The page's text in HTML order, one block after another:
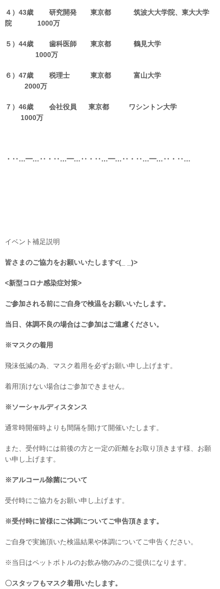
４）43歳 研究開発 東京都 筑波大大学院、東大大学
院 1000万
５）44歳 歯科医師 東京都 鶴見大学
1000万
６）47歳 税理士 東京都 富山大学
2000万
７）46歳 会社役員 東京都 ワシントン大学
1000万
・‥…━…‥・‥…━…‥・‥…━…‥・‥…━…‥・‥…
イベント補足説明
皆さまのご協力をお願いいたします<(_ _)>
<新型コロナ感染症対策>
ご参加される前にご自身で検温をお願いいたします。
当日、体調不良の場合はご参加はご遠慮ください。
※マスクの着用
飛沫低減の為、マスク着用を必ずお願い申し上げます。
着用頂けない場合はご参加できません。
※ソーシャルディスタンス
通常時開催時よりも間隔を開けて開催いたします。
また、受付時には前後の方と一定の距離をお取り頂きます様、お願
い申し上げます。
※アルコール除菌について
受付時にご協力をお願い申し上げます。
※受付時に皆様にご体調についてご申告頂きます。
ご自身で実施頂いた検温結果や体調についてご申告ください。
※当日はペットボトルのお飲み物のみのご提供になります。
〇スタッフもマスク着用いたします。